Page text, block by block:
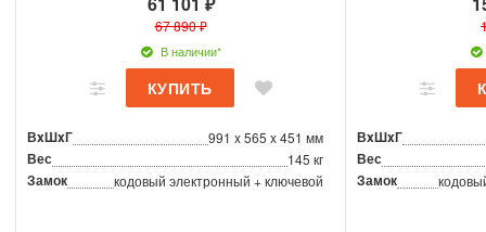
67 890 ₽
В наличии*
ВxШxГ 991 x 565 x 451 мм
Вес 145 кг
Замок кодовый электронный + ключевой
ВxШxГ
Вес
Замок